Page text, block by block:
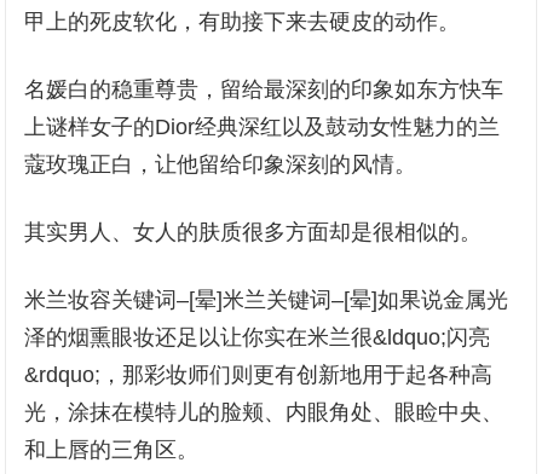
甲上的死皮软化，有助接下来去硬皮的动作。
名媛白的稳重尊贵，留给最深刻的印象如东方快车
上谜样女子的Dior经典深红以及鼓动女性魅力的兰
蔻玫瑰正白，让他留给印象深刻的风情。
其实男人、女人的肤质很多方面却是很相似的。
米兰妆容关键词–[晕]米兰关键词–[晕]如果说金属光
泽的烟熏眼妆还足以让你实在米兰很&ldquo;闪亮
&rdquo;，那彩妆师们则更有创新地用于起各种高
光，涂抹在模特儿的脸颊、内眼角处、眼睑中央、
和上唇的三角区。